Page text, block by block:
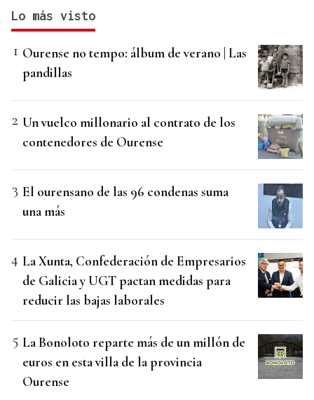
Lo más visto
Ourense no tempo: álbum de verano | Las
pandillas
Un vuelco millonario al contrato de los
contenedores de Ourense
El ourensano de las 96 condenas suma
una más
La Xunta, Confederación de Empresarios
de Galicia y UGT pactan medidas para
reducir las bajas laborales
La Bonoloto reparte más de un millón de
euros en esta villa de la provincia
Ourense